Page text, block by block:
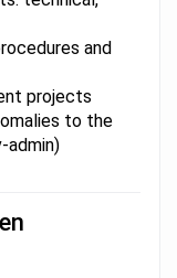
and
projects
to the
admin)